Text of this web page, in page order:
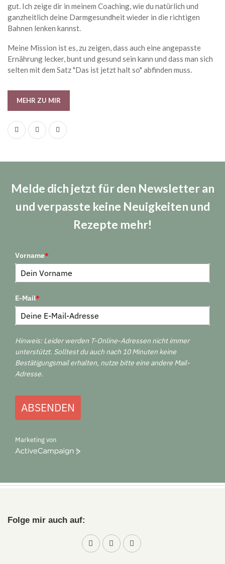
gut. Ich zeige dir in meinem Coaching, wie du natürlich und
ganzheitlich deine Darmgesundheit wieder in die richtigen
Bahnen lenken kannst.
Meine Mission ist es, zu zeigen, dass auch eine angepasste
Ernährung lecker, bunt und gesund sein kann und dass man sich
selten mit dem Satz "Das ist jetzt halt so" abfinden muss.
MEHR ZU MIR
Melde dich jetzt für den Newsletter an
und verpasste keine Neuigkeiten und
Rezepte mehr!
Vorname*
E-Mail*
Hinweis: Leider werden T-Online-Adressen nicht immer
unterstützt. Solltest du auch nach 10 Minuten keine
Bestätigungsmail erhalten, nutze bitte eine andere Mail-
Adresse.
ABSENDEN
Marketing von
ActiveCampaign
Folge mir auch auf: